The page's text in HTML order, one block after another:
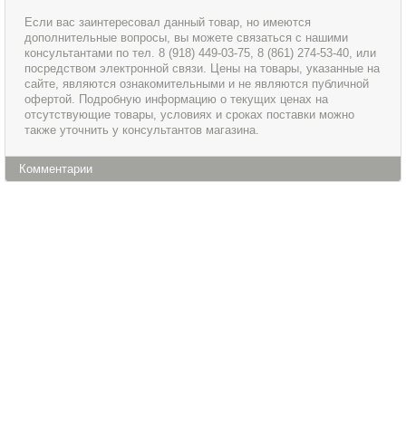
Если вас заинтересовал данный товар, но имеются
дополнительные вопросы, вы можете связаться с нашими
консультантами по тел. 8 (918) 449-03-75, 8 (861) 274-53-40, или
посредством электронной связи. Цены на товары, указанные на
сайте, являются ознакомительными и не являются публичной
офертой. Подробную информацию о текущих ценах на
отсутствующие товары, условиях и сроках поставки можно
также уточнить у консультантов магазина.
Комментарии